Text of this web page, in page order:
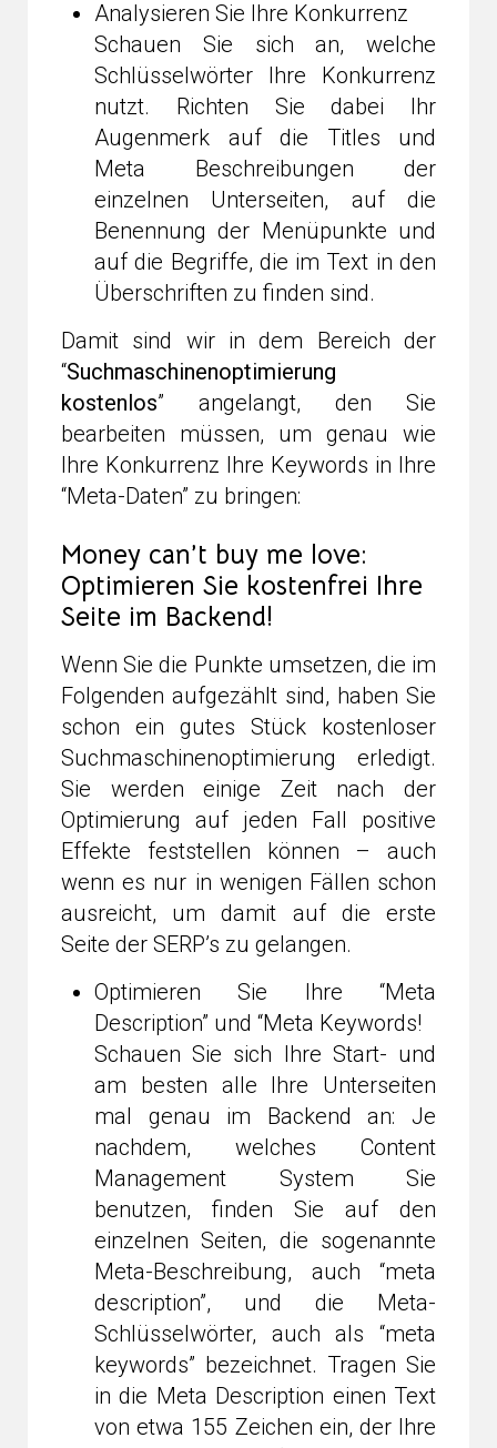
Analysieren Sie Ihre Konkurrenz
Schauen Sie sich an, welche
Schlüsselwörter Ihre Konkurrenz
nutzt. Richten Sie dabei Ihr
Augenmerk auf die Titles und
Meta Beschreibungen der
einzelnen Unterseiten, auf die
Benennung der Menüpunkte und
auf die Begriffe, die im Text in den
Überschriften zu finden sind.
Damit sind wir in dem Bereich der
“Suchmaschinenoptimierung
kostenlos” angelangt, den Sie
bearbeiten müssen, um genau wie
Ihre Konkurrenz Ihre Keywords in Ihre
“Meta-Daten” zu bringen:
Money can’t buy me love:
Optimieren Sie kostenfrei Ihre
Seite im Backend!
Wenn Sie die Punkte umsetzen, die im
Folgenden aufgezählt sind, haben Sie
schon ein gutes Stück kostenloser
Suchmaschinenoptimierung erledigt.
Sie werden einige Zeit nach der
Optimierung auf jeden Fall positive
Effekte feststellen können – auch
wenn es nur in wenigen Fällen schon
ausreicht, um damit auf die erste
Seite der SERP’s zu gelangen.
Optimieren Sie Ihre “Meta
Description” und “Meta Keywords!
Schauen Sie sich Ihre Start- und
am besten alle Ihre Unterseiten
mal genau im Backend an: Je
nachdem, welches Content
Management System Sie
benutzen, finden Sie auf den
einzelnen Seiten, die sogenannte
Meta-Beschreibung, auch “meta
description”, und die Meta-
Schlüsselwörter, auch als “meta
keywords” bezeichnet. Tragen Sie
in die Meta Description einen Text
von etwa 155 Zeichen ein, der Ihre